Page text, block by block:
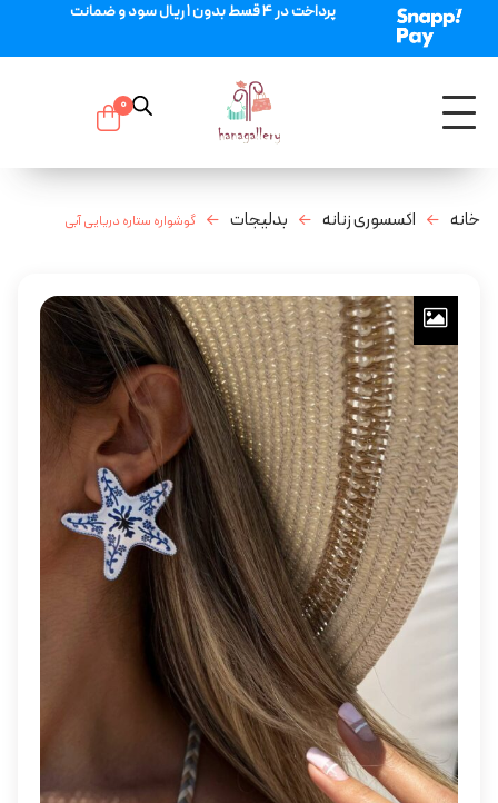
پرداخت در 4 قسط بدون 1 ریال سود و ضمانت
0
خانه اکسسوری زنانه بدلیجات گوشواره ستاره دریایی آبی